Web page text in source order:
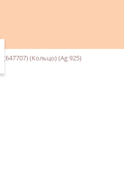
(647707) (Кольцо) (Ag 925)